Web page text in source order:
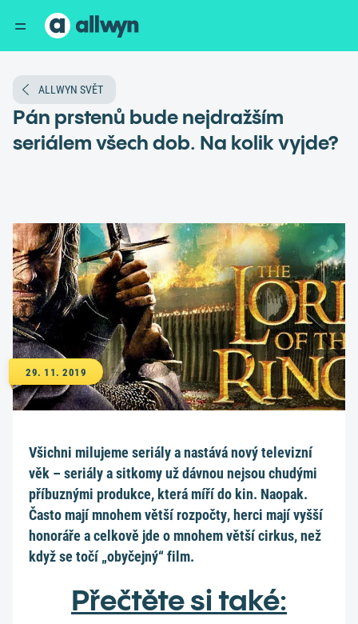
ALLWYN SVĚT
Pán prstenů bude nejdražším
seriálem všech dob. Na kolik vyjde?
29. 11. 2019
Všichni milujeme seriály a nastává nový televizní
věk – seriály a sitkomy už dávnou nejsou chudými
příbuznými produkce, která míří do kin. Naopak.
Často mají mnohem větší rozpočty, herci mají vyšší
honoráře a celkově jde o mnohem větší cirkus, než
když se točí „obyčejný“ film.
Přečtěte si také: